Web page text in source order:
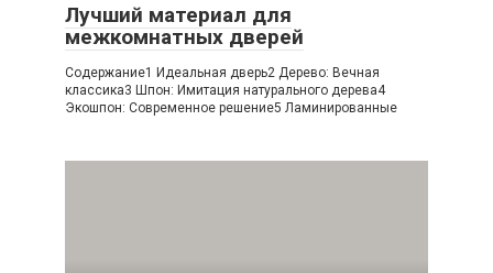
Лучший материал для
межкомнатных дверей
Содержание1 Идеальная дверь2 Дерево: Вечная
классика3 Шпон: Имитация натурального дерева4
Экошпон: Современное решение5 Ламинированные